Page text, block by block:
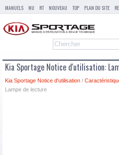
MANUELS NU RT NOUVEAU TOP PLAN DU SITE
Kia Sportage Notice d'utilisation:
Kia Sportage Notice d'utilisation /
Lampe de lecture